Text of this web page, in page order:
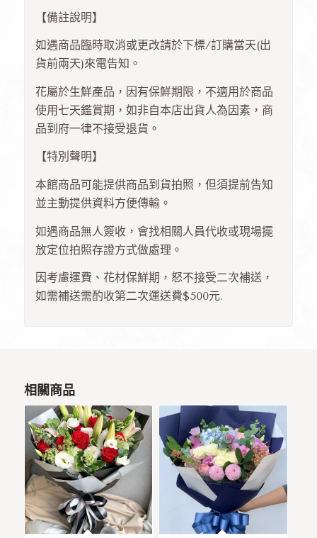
【備註說明】
如遇商品臨時取消或更改請於下標/訂購當天(出
貨前兩天)來電告知。
花屬於生鮮產品，因有保鮮期限，不適用於商品
使用七天鑑賞期，如非自本店出貨人為因素，商
品到府一律不接受退貨。
【特別聲明】
本館商品可能提供商品到貨拍照，但須提前告知
並主動提供資料方便傳輸。
如遇商品無人簽收，會找相關人員代收或現場擺
放定位拍照存證方式做處理。
因考慮運費、花材保鮮期，怒不接受二次補送，
如需補送需酌收第二次運送費$500元.
相關商品